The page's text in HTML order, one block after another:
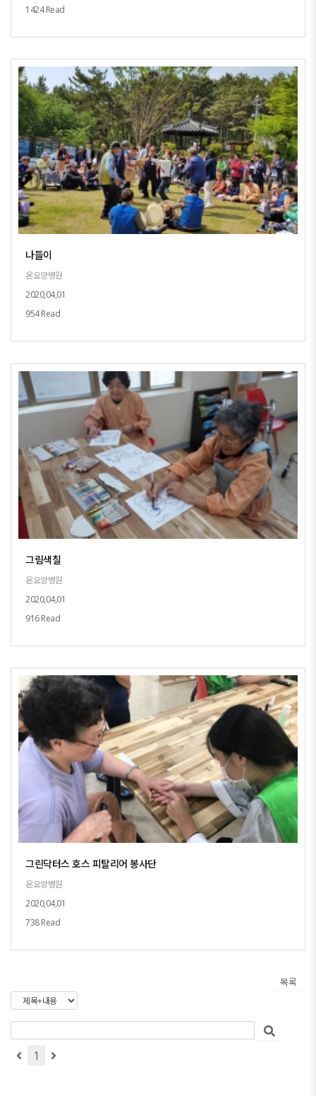
1424 Read
나들이
온요양병원
2020,04,01
954 Read
그림색칠
온요양병원
2020,04,01
916 Read
그린닥터스 호스 피탈리어 봉사단
온요양병원
2020,04,01
738 Read
목록
1